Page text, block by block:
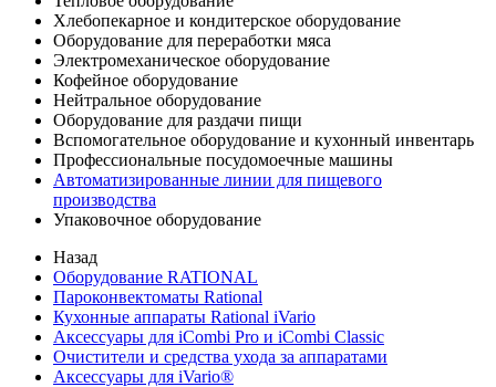
Хлебопекарное и кондитерское оборудование
Оборудование для переработки мяса
Электромеханическое оборудование
Кофейное оборудование
Нейтральное оборудование
Оборудование для раздачи пищи
Вспомогательное оборудование и кухонный инвентарь
Профессиональные посудомоечные машины
Автоматизированные линии для пищевого
производства
Упаковочное оборудование
Назад
Оборудование RATIONAL
Пароконвектоматы Rational
Кухонные аппараты Rational iVario
Аксессуары для iCombi Pro и iCombi Classic
Очистители и средства ухода за аппаратами
Аксессуары для iVario®